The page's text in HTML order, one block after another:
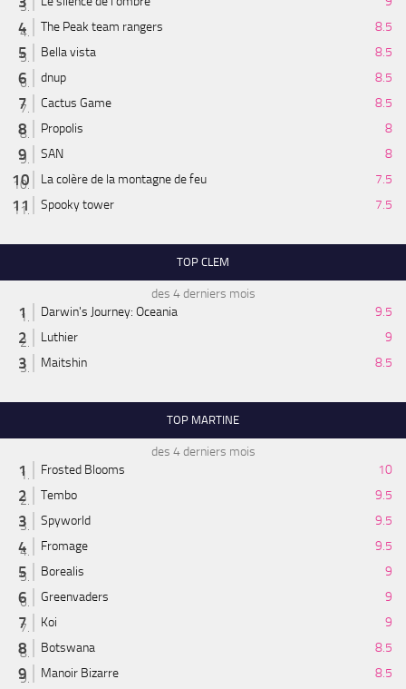
The Peak team rangers
8.5
Bella vista
8.5
dnup
8.5
Cactus Game
8.5
Propolis
8
SAN
8
La colère de la montagne de feu
7.5
Spooky tower
7.5
TOP CLEM
des 4 derniers mois
Darwin's Journey: Oceania
9.5
Luthier
9
Maitshin
8.5
TOP MARTINE
des 4 derniers mois
Frosted Blooms
10
Tembo
9.5
Spyworld
9.5
Fromage
9.5
Borealis
9
Greenvaders
9
Koi
9
Botswana
8.5
Manoir Bizarre
8.5